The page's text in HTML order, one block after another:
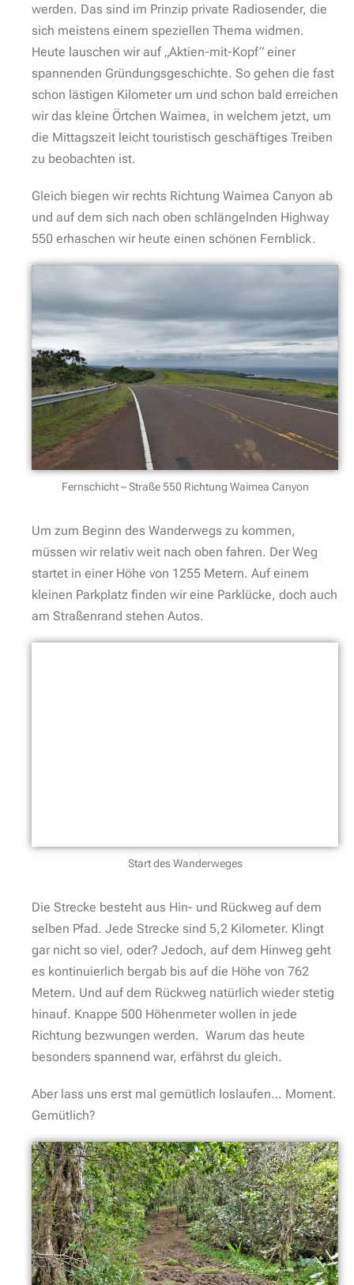
werden. Das sind im Prinzip private Radiosender, die
sich meistens einem speziellen Thema widmen.
Heute lauschen wir auf „Aktien-mit-Kopf“ einer
spannenden Gründungsgeschichte. So gehen die fast
schon lästigen Kilometer um und schon bald erreichen
wir das kleine Örtchen Waimea, in welchem jetzt, um
die Mittagszeit leicht touristisch geschäftiges Treiben
zu beobachten ist.
Gleich biegen wir rechts Richtung Waimea Canyon ab
und auf dem sich nach oben schlängelnden Highway
550 erhaschen wir heute einen schönen Fernblick.
Fernschicht – Straße 550 Richtung Waimea Canyon
Um zum Beginn des Wanderwegs zu kommen,
müssen wir relativ weit nach oben fahren. Der Weg
startet in einer Höhe von 1255 Metern. Auf einem
kleinen Parkplatz finden wir eine Parklücke, doch auch
am Straßenrand stehen Autos.
Start des Wanderweges
Die Strecke besteht aus Hin- und Rückweg auf dem
selben Pfad. Jede Strecke sind 5,2 Kilometer. Klingt
gar nicht so viel, oder? Jedoch, auf dem Hinweg geht
es kontinuierlich bergab bis auf die Höhe von 762
Metern. Und auf dem Rückweg natürlich wieder stetig
hinauf. Knappe 500 Höhenmeter wollen in jede
Richtung bezwungen werden. Warum das heute
besonders spannend war, erfährst du gleich.
Aber lass uns erst mal gemütlich loslaufen… Moment.
Gemütlich?